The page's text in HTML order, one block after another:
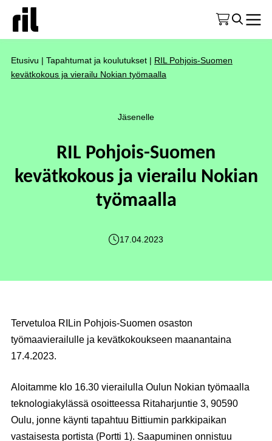
Etusivu | Tapahtumat ja koulutukset | RIL Pohjois-Suomen
kevätkokous ja vierailu Nokian työmaalla
Jäsenelle
RIL Pohjois-Suomen
kevätkokous ja vierailu Nokian
työmaalla
17.04.2023
Tervetuloa RILin Pohjois-Suomen osaston
työmaavierailulle ja kevätkokoukseen maanantaina
17.4.2023.
Aloitamme klo 16.30 vierailulla Oulun Nokian työmaalla
teknologiakylässä osoitteessa Ritaharjuntie 3, 90590
Oulu, jonne käynti tapahtuu Bittiumin parkkipaikan
vastaisesta portista (Portti 1). Saapuminen onnistuu